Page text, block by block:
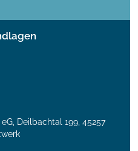
Deilbachtal 199, 45257